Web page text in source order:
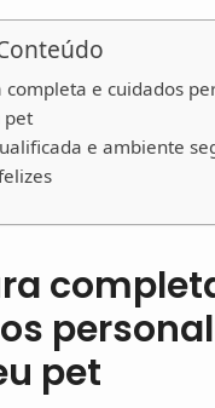
completa e cuidados
pet
e ambiente
pet